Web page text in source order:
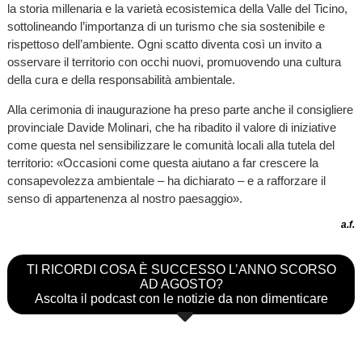
la storia millenaria e la varietà ecosistemica della Valle del Ticino,
sottolineando l’importanza di un turismo che sia sostenibile e
rispettoso dell’ambiente. Ogni scatto diventa così un invito a
osservare il territorio con occhi nuovi, promuovendo una cultura
della cura e della responsabilità ambientale.
Alla cerimonia di inaugurazione ha preso parte anche il consigliere
provinciale Davide Molinari, che ha ribadito il valore di iniziative
come questa nel sensibilizzare le comunità locali alla tutela del
territorio: «Occasioni come questa aiutano a far crescere la
consapevolezza ambientale – ha dichiarato – e a rafforzare il
senso di appartenenza al nostro paesaggio».
a.f.
TI RICORDI COSA È SUCCESSO L’ANNO SCORSO
AD AGOSTO?
Ascolta il podcast con le notizie da non dimenticare